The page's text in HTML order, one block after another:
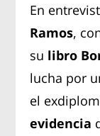
En
Ramos,
su libro
lucha por
el
evidencia